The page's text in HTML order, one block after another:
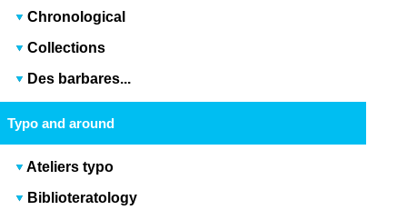
Chronological
Collections
Des barbares...
Typo and around
Ateliers typo
Biblioteratology